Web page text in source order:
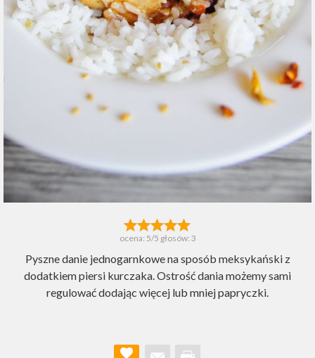
ocena: 5/5 głosów: 3
Pyszne danie jednogarnkowe na sposób meksykański z
dodatkiem piersi kurczaka. Ostrość dania możemy sami
regulować dodając więcej lub mniej papryczki.